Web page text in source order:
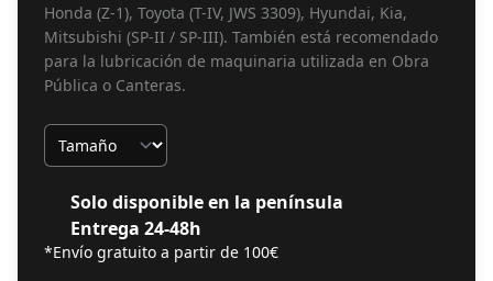
Honda (Z-1), Toyota (T-IV, JWS 3309), Hyundai, Kia,
Mitsubishi (SP-II / SP-III). También está recomendado
para la lubricación de maquinaria utilizada en Obra
Pública o Canteras.
Tamaño
Solo disponible en la península
Entrega 24-48h
*Envío gratuito a partir de 100€